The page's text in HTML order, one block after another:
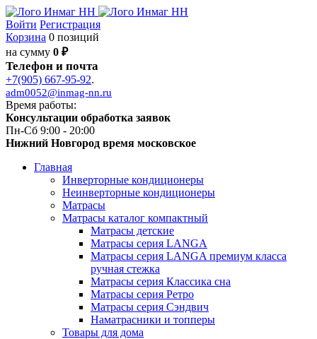
Войти Регистрация
Корзина 0 позиций
на сумму 0 ₽
Телефон и почта
+7(905) 667-95-92.
adm0052@inmag-nn.ru
Время работы:
Консультации обработка заявок
Пн-Сб 9:00 - 20:00
Нижний Новгород время московское
Главная
Инверторные кондиционеры
Неинверторные кондиционеры
Матрасы
Матрасы каталог компактный
Матрасы детские
Матрасы серия LANGA
Матрасы серия LANGA премиум класса
ручная стежка
Матрасы серия Классика сна
Матрасы серия Ретро
Матрасы серия Сэндвич
Наматрасники и топперы
Товары для дома